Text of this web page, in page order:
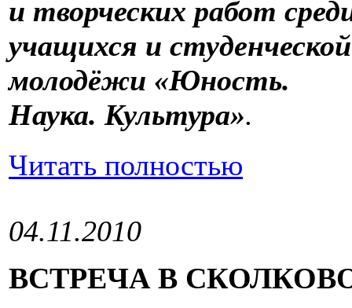
и творческих работ
учащихся и студенческой
молодёжи «Юность.
Наука. Культура».
Читать полностью
04.11.2010
ВСТРЕЧА В